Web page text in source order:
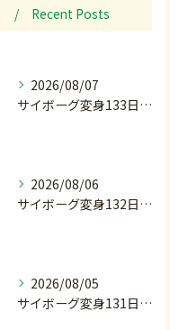
Recent Posts
2026/08/07
サイボーグ変身133日目.広島.原爆.81年.インターハイ初日.金曜の朝〜
2026/08/06
サイボーグ変身132日目.お知らせ.和歌山.インターハイ.柔道開幕…木曜の朝〜
2026/08/05
サイボーグ変身131日目.甲子園開幕.日曜.リラクゼーション柔.水曜の朝〜